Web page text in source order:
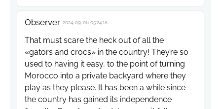
Observer 2024-09-06 05:24:18
That must scare the heck out of all the
«gators and crocs» in the country! They’re so
used to having it easy, to the point of turning
Morocco into a private backyard where they
play as they please. It has been a while since
the country has gained its independence